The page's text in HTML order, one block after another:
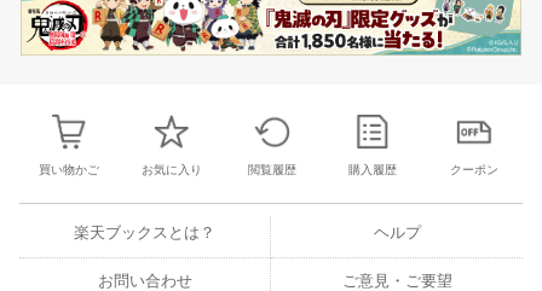
買い物かご お気に入り 閲覧履歴 購入履歴 クーポン
楽天ブックスとは？ ヘルプ
お問い合わせ ご意見・ご要望